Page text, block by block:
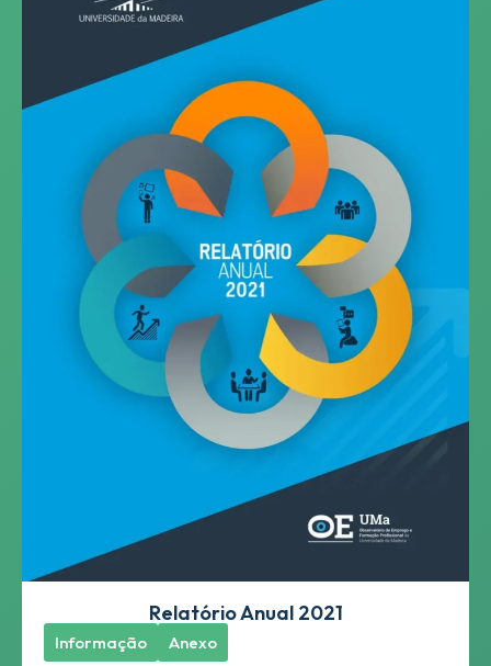
Relatório Anual 2021
Informação Anexo